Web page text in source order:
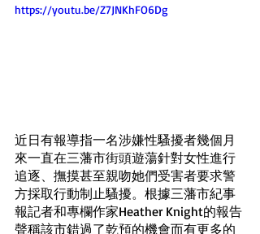
https://youtu.be/Z7JNKhFO6Dg
近日有報導指一名涉嫌性騷擾者幾個月
來一直在三藩市街頭遊蕩針對女性進行
追逐、撫摸甚至親吻她們受害者要求警
方採取行動制止騷擾。根據三藩市紀事
報記者和專欄作家Heather Knight的報告
聲稱該市錯過了乾預的機會而有更多的